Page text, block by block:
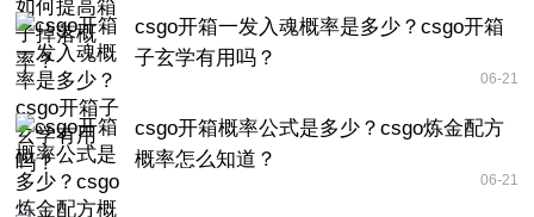
csgo开箱一发入魂概率是多少？csgo开箱
子玄学有用吗？
06-21
csgo开箱概率公式是多少？csgo炼金配方
概率怎么知道？
06-21